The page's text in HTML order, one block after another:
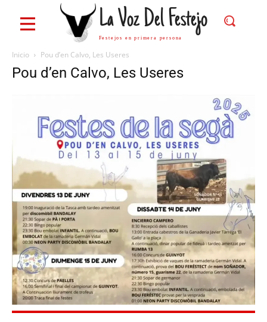
La Voz Del Festejo
Festejos en primera persona
Inicio Pou d’en Calvo, Les Useres
Pou d’en Calvo, Les Useres